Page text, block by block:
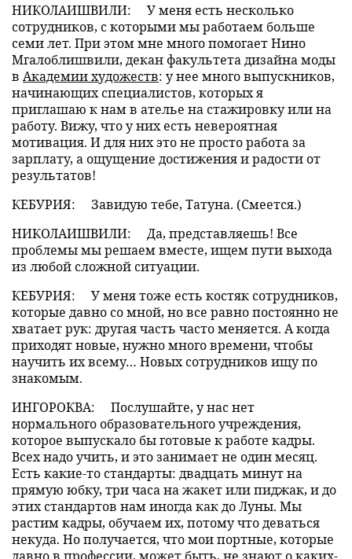
НИКОЛАИШВИЛИ:
У меня есть несколько
сотрудников, с которыми мы работаем больше
семи лет. При этом мне много помогает Нино
Мгалоблишвили, декан факультета дизайна моды
в Академии художеств: у нее много выпускников,
начинающих специалистов, которых я
приглашаю к нам в ателье на стажировку или на
работу. Вижу, что у них есть невероятная
мотивация. И для них это не просто работа за
зарплату, а ощущение достижения и радости от
результатов!
КЕБУРИЯ:
Завидую тебе, Татуна. (Смеется.)
НИКОЛАИШВИЛИ:
Да, представляешь! Все
проблемы мы решаем вместе, ищем пути выхода
из любой сложной ситуации.
КЕБУРИЯ:
У меня тоже есть костяк сотрудников,
которые давно со мной, но все равно постоянно не
хватает рук: другая часть часто меняется. А когда
приходят новые, нужно много времени, чтобы
научить их всему… Новых сотрудников ищу по
знакомым.
ИНГОРОКВА:
Послушайте, у нас нет
нормального образовательного учреждения,
которое выпускало бы готовые к работе кадры.
Всех надо учить, и это занимает не один месяц.
Есть какие-то стандарты: двадцать минут на
прямую юбку, три часа на жакет или пиджак, и до
этих стандартов нам иногда как до Луны. Мы
растим кадры, обучаем их, потому что деваться
некуда. Но получается, что мои портные, которые
давно в профессии, может быть, не знают о каких-